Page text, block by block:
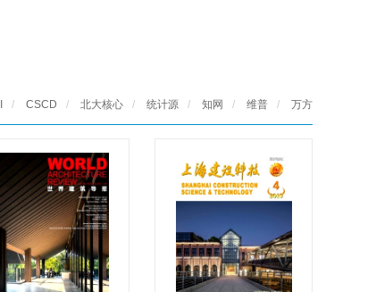
/ CSCD / 北大核心 / 统计源 / 知网 / 维普 / 万方